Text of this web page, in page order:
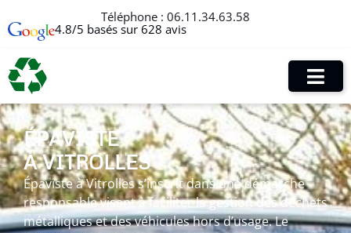
Téléphone : 06.11.34.63.58
4.8/5 basés sur 628 avis
ÉPAVISTE
À VITROLLES
Épaviste à Vitrolles s’inscrit dans une démarche
responsable visant à faciliter la gestion des déchets
métalliques et des véhicules hors d’usage. Le